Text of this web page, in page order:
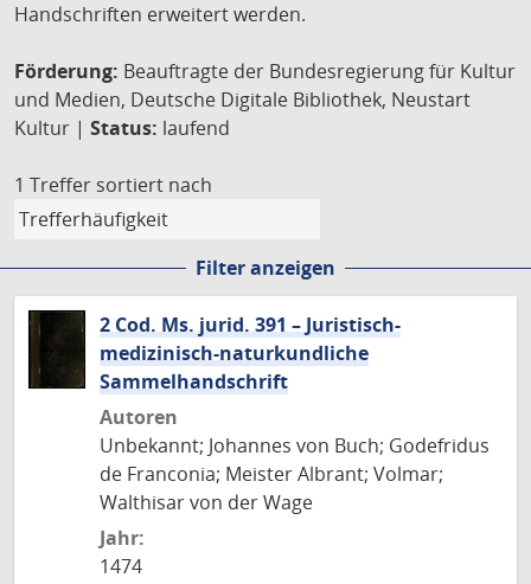
Handschriften erweitert werden.
Förderung: Beauftragte der Bundesregierung für Kultur
und Medien, Deutsche Digitale Bibliothek, Neustart
Kultur | Status: laufend
1 Treffer sortiert nach
Filter anzeigen
2 Cod. Ms. jurid. 391 – Juristisch-
medizinisch-naturkundliche
Sammelhandschrift
Autoren
Unbekannt; Johannes von Buch; Godefridus
de Franconia; Meister Albrant; Volmar;
Walthisar von der Wage
Jahr:
1474